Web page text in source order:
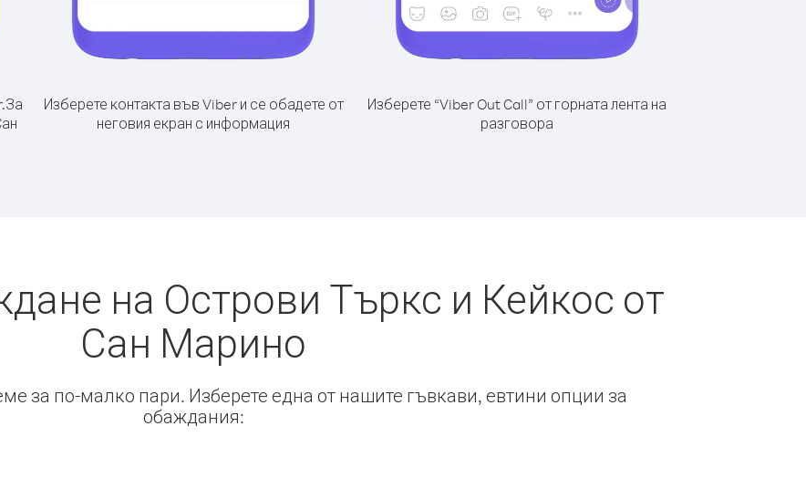
За
Изберете контакта във Viber и се обадете от
неговия екран с информация
Изберете “Viber Out Call” от горната лента на
разговора
на Острови Търкс и Кейкос от
Сан Марино
за по-малко пари. Изберете една от нашите гъвкави, евтини опции за
обаждания: